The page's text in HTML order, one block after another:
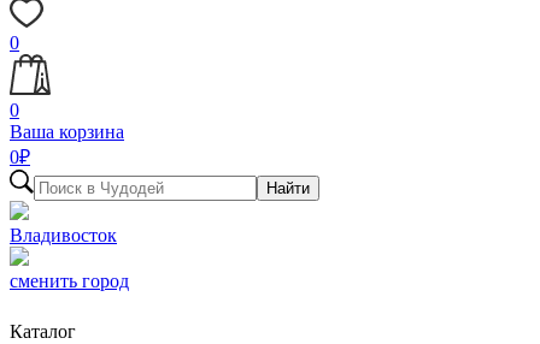
0
0
Ваша корзина
0₽
Найти
Владивосток
сменить город
Каталог